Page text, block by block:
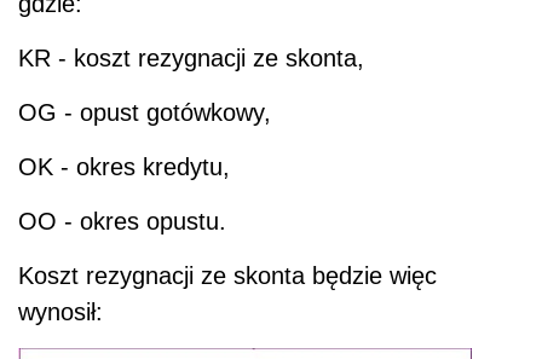
KR - koszt rezygnacji ze skonta,
OG - opust gotówkowy,
OK - okres kredytu,
OO - okres opustu.
Koszt rezygnacji ze skonta będzie więc
wynosił: